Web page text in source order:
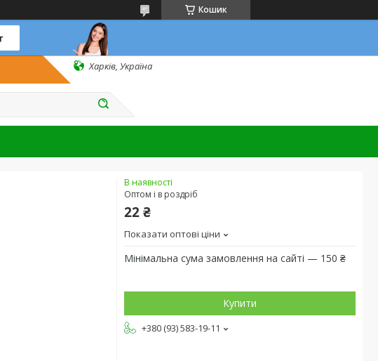
Кошик
Харків, Україна
В наявності
Оптом і в роздріб
22 ₴
Показати оптові ціни
Мінімальна сума замовлення на сайті — 150 ₴
Купити
+380 (93) 583-19-11